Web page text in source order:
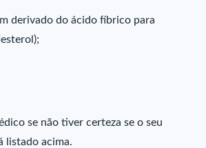
derivado do ácido fíbrico para
se não tiver certeza se o seu
listado acima.